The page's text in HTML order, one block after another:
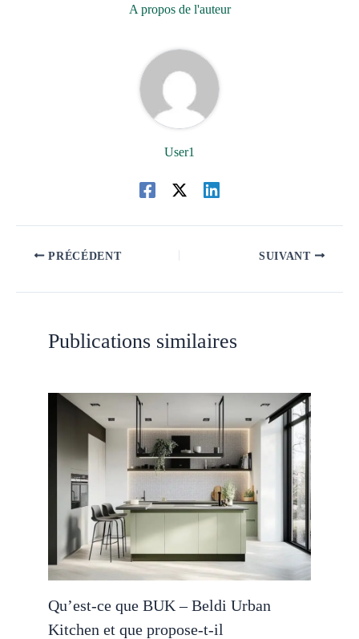
A propos de l'auteur
User1
PRÉCÉDENT SUIVANT
Publications similaires
Qu’est-ce que BUK – Beldi Urban
Kitchen et que propose-t-il